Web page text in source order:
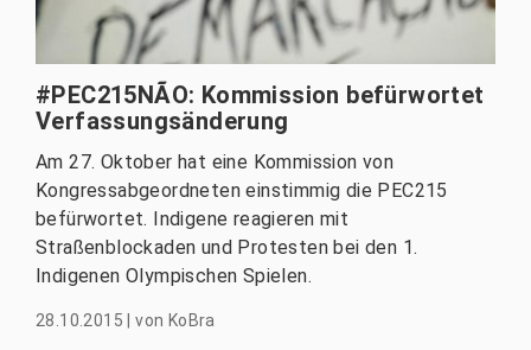
#PEC215NÃO: Kommission befürwortet
Verfassungsänderung
Am 27. Oktober hat eine Kommission von
Kongressabgeordneten einstimmig die PEC215
befürwortet. Indigene reagieren mit
Straßenblockaden und Protesten bei den 1.
Indigenen Olympischen Spielen.
28.10.2015 |von KoBra